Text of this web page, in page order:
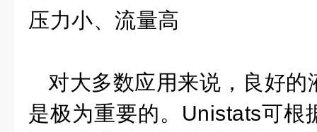
压力小、流量高
对大多数应用来说，良好
是极为重要的。Unistats可根